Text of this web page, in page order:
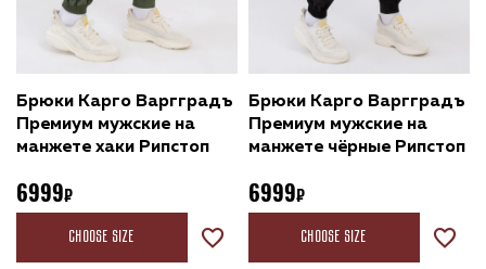
Брюки Карго Варгградъ
Премиум мужские на
манжете хаки Рипстоп
6999
Choose size
Брюки Карго Варгградъ
Премиум мужские на
манжете чёрные Рипстоп
6999
Choose size